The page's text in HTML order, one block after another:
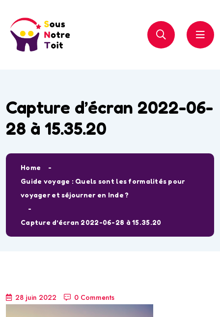
Capture d’écran 2022-06-
28 à 15.35.20
Home
Guide voyage : Quels sont les formalités pour
voyager et séjourner en Inde ?
Capture d’écran 2022-06-28 à 15.35.20
28 juin 2022 0 Comments